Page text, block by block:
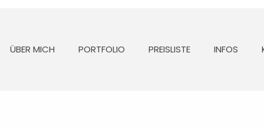
ÜBER MICH PORTFOLIO PREISLISTE INFOS